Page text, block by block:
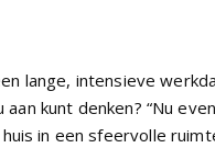
lange, intensieve
kunt denken? “Nu
in een sfeervolle